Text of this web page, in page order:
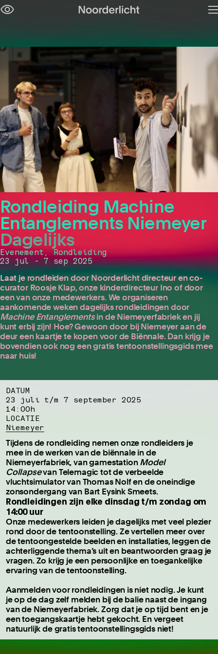
Rondleiding Machine
Entanglements Niemeyer
Dagelijks
Evenement, Rondleiding
23 jul - 7 sep 2025
Laat je rondleiden door Noorderlicht directeur en co-
curator Roosje Klap, onze kinderdirecteur Ino of door
een van onze medewerkers. We organiseren
aankomende weken dagelijks rondleidingen door
Machine Entanglementsin de Niemeyerfabriek en jij
kunt erbij zijn! Hoe? Gewoon door bij Niemeyer aan de
deur een kaartje te kopen voor de Biënnale. Dan krijg je
bovendien ook nog een gratis tentoonstellingsgids mee
naar huis!
DATUM
23 juli t/m 7 september 2025
14:00h
LOCATIE
Niemeyer
Tijdens de rondleiding nemen onze rondleiders je
mee in de werken van de biënnale in de
Niemeyerfabriek, van gamestationModel
Collapsevan Telemagic tot de verbeelde
vluchtsimulator van Thomas Nolf en de oneindige
zonsondergang van Bart Eysink Smeets.
Rondleidingen zijn elke dinsdag t/m zondag om
14:00 uur
Onze medewerkers leiden je dagelijks met veel plezier
rond door de tentoonstelling. Ze vertellen meer over
de tentoongestelde beelden en installaties, leggen de
achterliggende thema’s uit en beantwoorden graag je
vragen. Zo krijg je een persoonlijke en toegankelijke
ervaring van de tentoonstelling.
Aanmelden voor rondleidingen is niet nodig. Je kunt
je op de dag zelf melden bij de balie naast de ingang
van de Niemeyerfabriek. Zorg dat je op tijd bent en je
een toegangskaartje hebt gekocht. En vergeet
natuurlijk de gratis tentoonstellingsgids niet!